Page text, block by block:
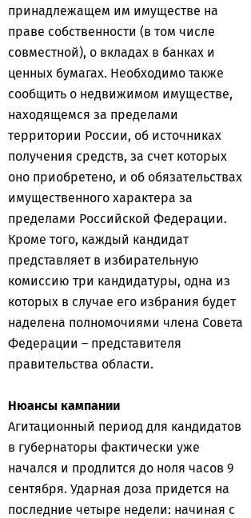
принадлежащем им имуществе на
праве собственности (в том числе
совместной), о вкладах в банках и
ценных бумагах. Необходимо также
сообщить о недвижимом имуществе,
находящемся за пределами
территории России, об источниках
получения средств, за счет которых
оно приобретено, и об обязательствах
имущественного характера за
пределами Российской Федерации.
Кроме того, каждый кандидат
представляет в избирательную
комиссию три кандидатуры, одна из
которых в случае его избрания будет
наделена полномочиями члена Совета
Федерации – представителя
правительства области.
Нюансы кампании
Агитационный период для кандидатов
в губернаторы фактически уже
начался и продлится до ноля часов 9
сентября. Ударная доза придется на
последние четыре недели: начиная с